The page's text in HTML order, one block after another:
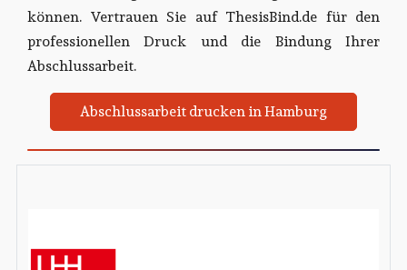
können. Vertrauen Sie auf ThesisBind.de für den
professionellen Druck und die Bindung Ihrer
Abschlussarbeit.
Abschlussarbeit drucken in Hamburg